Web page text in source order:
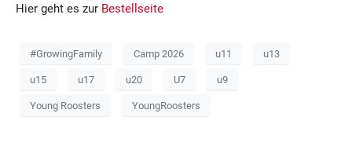
Hier geht es zur Bestellseite
#GrowingFamily Camp 2026 u11 u13
u15 u17 u20 U7 u9
Young Roosters YoungRoosters